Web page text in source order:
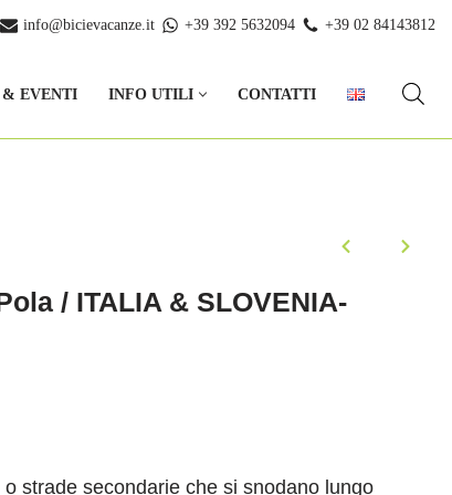
info@bicievacanze.it +39 392 5632094 +39 02 84143812
& EVENTI INFO UTILI CONTATTI
/ ITALIA & SLOVENIA-
strade secondarie che si snodano lungo